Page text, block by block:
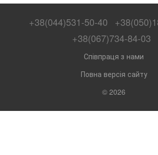
+38(044)531-50-40
+38(067)734-84-03
Співпраця з нами
Повна версія сайту
© 2026